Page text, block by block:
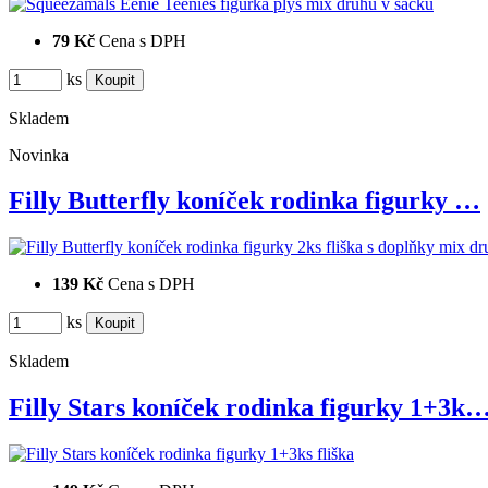
79 Kč Cena s DPH
ks
Skladem
Novinka
Filly Butterfly koníček rodinka figurky …
139 Kč Cena s DPH
ks
Skladem
Filly Stars koníček rodinka figurky